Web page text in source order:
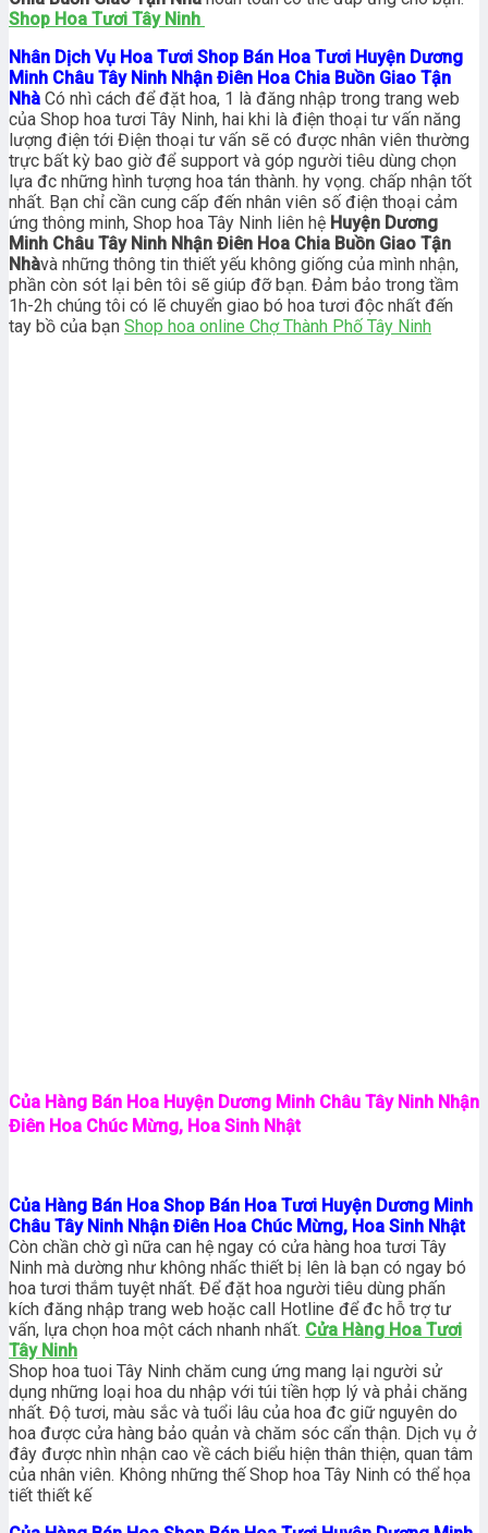
Shop Hoa Tươi Tây Ninh
Nhân Dịch Vụ Hoa Tươi Shop Bán Hoa Tươi Huyện Dương
Minh Châu Tây Ninh Nhận Điên Hoa Chia Buồn Giao Tận
Nhà Có nhì cách để đặt hoa, 1 là đăng nhập trong trang web
của Shop hoa tươi Tây Ninh, hai khi là điện thoại tư vấn năng
lượng điện tới Điện thoại tư vấn sẽ có được nhân viên thường
trực bất kỳ bao giờ để support và góp người tiêu dùng chọn
lựa đc những hình tượng hoa tán thành. hy vọng. chấp nhận tốt
nhất. Bạn chỉ cần cung cấp đến nhân viên số điện thoại cảm
ứng thông minh, Shop hoa Tây Ninh liên hệ Huyện Dương
Minh Châu Tây Ninh Nhận Điên Hoa Chia Buồn Giao Tận
Nhàvà những thông tin thiết yếu không giống của mình nhận,
phần còn sót lại bên tôi sẽ giúp đỡ bạn. Đảm bảo trong tầm
1h-2h chúng tôi có lẽ chuyển giao bó hoa tươi độc nhất đến
tay bồ của bạn Shop hoa online Chợ Thành Phố Tây Ninh
Của Hàng Bán Hoa Huyện Dương Minh Châu Tây Ninh Nhận
Điên Hoa Chúc Mừng, Hoa Sinh Nhật
Của Hàng Bán Hoa Shop Bán Hoa Tươi Huyện Dương Minh
Châu Tây Ninh Nhận Điên Hoa Chúc Mừng, Hoa Sinh Nhật
Còn chần chờ gì nữa can hệ ngay có cửa hàng hoa tươi Tây
Ninh mà dường như không nhấc thiết bị lên là bạn có ngay bó
hoa tươi thắm tuyệt nhất. Để đặt hoa người tiêu dùng phấn
kích đăng nhập trang web hoặc call Hotline để đc hỗ trợ tư
vấn, lựa chọn hoa một cách nhanh nhất. Cửa Hàng Hoa Tươi
Tây Ninh
Shop hoa tuoi Tây Ninh chăm cung ứng mang lại người sử
dụng những loại hoa du nhập với túi tiền hợp lý và phải chăng
nhất. Độ tươi, màu sắc và tuổi lâu của hoa đc giữ nguyên do
hoa được cửa hàng bảo quản và chăm sóc cẩn thận. Dịch vụ ở
đây được nhìn nhận cao về cách biểu hiện thân thiện, quan tâm
của nhân viên. Không những thế Shop hoa Tây Ninh có thể họa
tiết thiết kế